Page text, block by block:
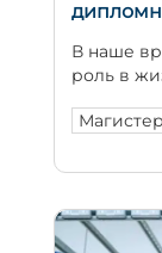
В наше
роль в